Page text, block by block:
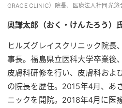
GRACE CLINIC）院長、医療法人社団光悠
奥謙太郎（おく・けんたろう）
ヒルズグレイスクリニック院長
事長。福島県立医科大学卒業後
皮膚科研修を行い、皮膚科およ
の院長を歴任。2015年4月、あ
ニックを開院。2018年4月に医